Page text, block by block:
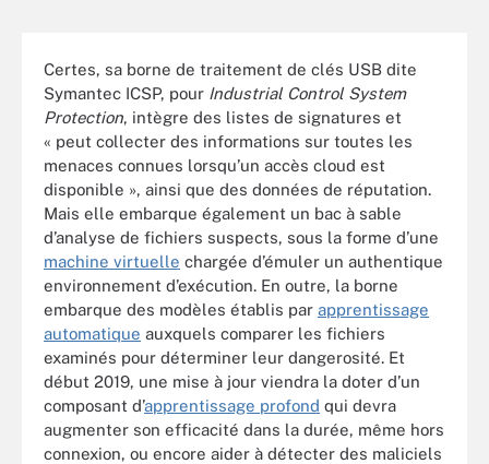
Certes, sa borne de traitement de clés USB dite
Symantec ICSP, pour Industrial Control System
Protection, intègre des listes de signatures et
« peut collecter des informations sur toutes les
menaces connues lorsqu’un accès cloud est
disponible », ainsi que des données de réputation.
Mais elle embarque également un bac à sable
d’analyse de fichiers suspects, sous la forme d’une
machine virtuelle chargée d’émuler un authentique
environnement d’exécution. En outre, la borne
embarque des modèles établis par apprentissage
automatique auxquels comparer les fichiers
examinés pour déterminer leur dangerosité. Et
début 2019, une mise à jour viendra la doter d’un
composant d’apprentissage profond qui devra
augmenter son efficacité dans la durée, même hors
connexion, ou encore aider à détecter des maliciels